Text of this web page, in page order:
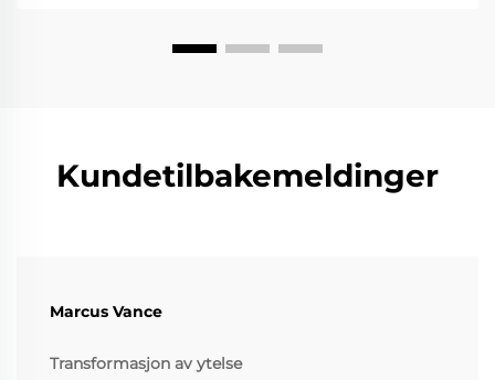
Kundetilbakemeldinger
Marcus Vance
Transformasjon av ytelse